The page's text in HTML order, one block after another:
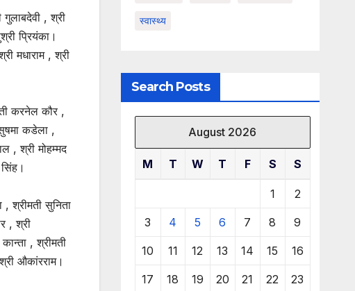
, श्री
प्रियंका।
मधाराम , श्री
करनेल कौर ,
कडेला ,
, श्री मोहम्मद
श्रीमती सुनिता
, श्री
, श्रीमती
औकांरराम।
स्वास्थ्य
Search Posts
August 2026
M T W T F S S
1 2
3 4 5 6 7 8 9
10 11 12 13 14 15 16
17 18 19 20 21 22 23